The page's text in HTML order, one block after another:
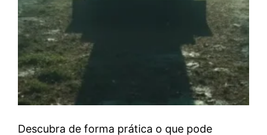
Descubra de forma prática o que pode